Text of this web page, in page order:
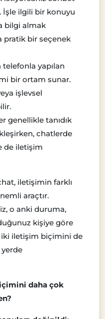
İşle ilgili bir konuyu
bilgi almak
pratik bir seçenek
telefonla yapılan
bir ortam sunar.
işlevsel
genellikle tanıdık
chatlerde
de iletişim
iletişimin farklı
araçtır.
o anki duruma,
kişiye göre
iki iletişim biçimini de
daha çok